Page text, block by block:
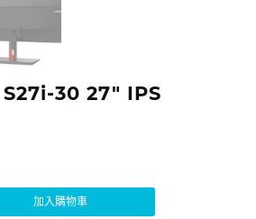
30 27″ IPS
加入購物車